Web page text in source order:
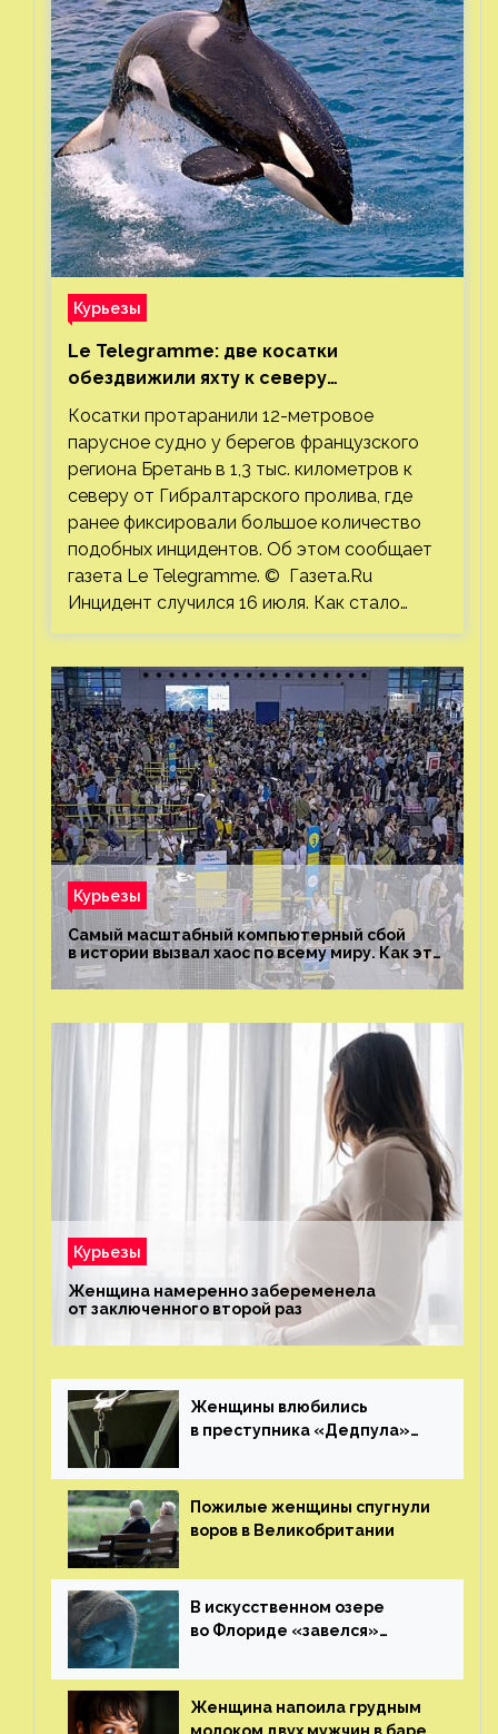
Курьезы
Le Telegramme: две косатки
обездвижили яхту к северу
от Гибралтарского пролива
Косатки протаранили 12-метровое
парусное судно у берегов французского
региона Бретань в 1,3 тыс. километров к
северу от Гибралтарского пролива, где
ранее фиксировали большое количество
подобных инцидентов. Об этом сообщает
газета Le Telegramme. © Газета.Ru
Инцидент случился 16 июля. Как стало…
Курьезы
Самый масштабный компьютерный сбой
в истории вызвал хаос по всему миру. Как это
было?
Курьезы
Женщина намеренно забеременела
от заключенного второй раз
Женщины влюбились
в преступника «Дедпула»
ему жизнь
Пожилые женщины спугнули
воров в Великобритании
В искусственном озере
во Флориде «завелся»
Женщина напоила грудным